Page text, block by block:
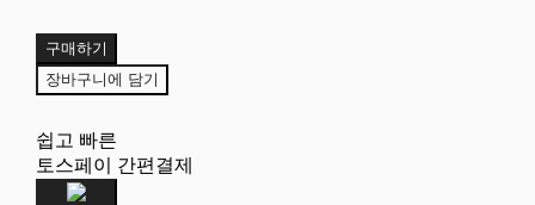
구매하기
장바구니에 담기
쉽고 빠른
토스페이 간편결제